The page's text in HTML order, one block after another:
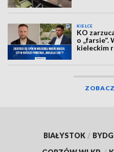
KIELCE
KO
o „farsie”.
kieleckim
BIAŁYSTOK /